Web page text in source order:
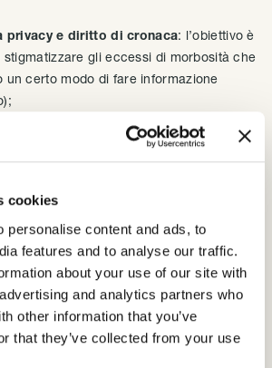
cookies
personalise content and ads, to
features and to analyse our traffic.
about your use of our site with
and analytics partners who
other information that you’ve
that they’ve collected from your use
privacy e diritto di cronaca: l’obiettivo è
stigmatizzare gli eccessi di morbosità che
un certo modo di fare informazione
online della Pubblica
, precisando le regole per l’esercizio
.
definito l’anno dellacyberguerriglia .
infatti, abbiamo assistito a minacce e
cibernetica: “nel settore pubblico in
sono cresciuti nell’ultimo anno del 41%,